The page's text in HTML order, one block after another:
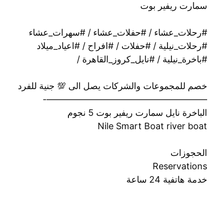
سمارت ريفير بوت
#رحلات_عشاء / #حفلات_عشاء / #سهرات_عشاء
#رحلات_نيلية / #حفلات / #افراح / #اعياد_ميلاد
#باخرة_نيلية / #نايل_كروز_القاهرة /
خصم للمجموعات والشركات يصل الى 💯 جنية للفرد
——————————————————-
الباخرة نايل سمارت ريفير بوت 5 نجوم
Nile Smart Boat river boat
الحجوزات
Reservations
خدمة هاتفية 24 ساعة